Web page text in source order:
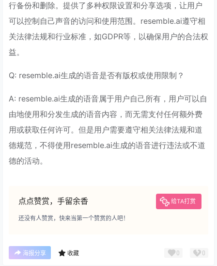
行备份和删除。提供了多种权限设置和分享选项，让用户
可以控制自己声音的访问和使用范围。resemble.ai遵守相
关法律法规和行业标准，如GDPR等，以确保用户的合法权
益。
Q: resemble.ai生成的语音是否有版权或使用限制？
A: resemble.ai生成的语音属于用户自己所有，用户可以自
由地使用和分发生成的语音内容，而无需支付任何额外费
用或获取任何许可。但是用户需要遵守相关法律法规和道
德规范，不得使用resemble.ai生成的语音进行违法或不道
德的活动。
点点赞赏，手留余香 给TA打赏
还没有人赞赏，快来当第一个赞赏的人吧！
海报分享 收藏 0 0